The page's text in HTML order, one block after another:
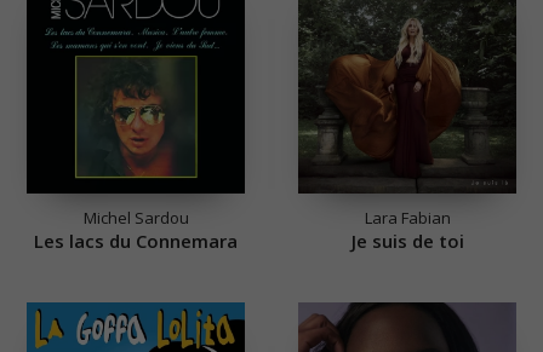
Michel Sardou
Les lacs du Connemara
Lara Fabian
Je suis de toi